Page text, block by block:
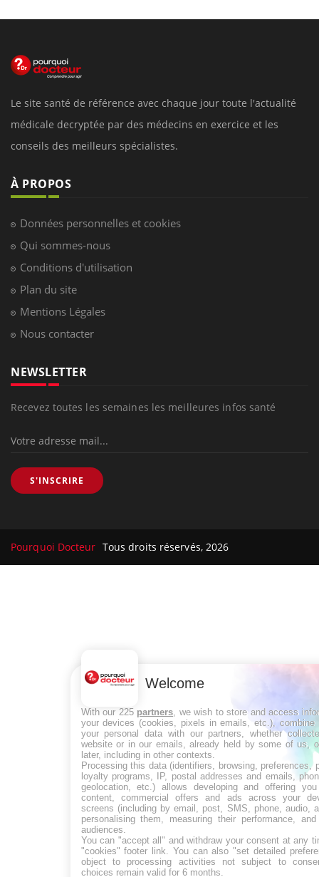
Le site santé de référence avec chaque jour toute l'actualité
médicale decryptée par des médecins en exercice et les
conseils des meilleurs spécialistes.
À PROPOS
Données personnelles et cookies
Qui sommes-nous
Conditions d'utilisation
Plan du site
Mentions Légales
Nous contacter
NEWSLETTER
Recevez toutes les semaines les meilleures infos santé
S'INSCRIRE
Pourquoi Docteur Tous droits réservés, 2026
Welcome
With our 225 partners , we wish to store and access
your devices (cookies, pixels in emails, etc.), combine
your personal data with our partners, whether
website or in our emails, already held by some of us,
later, including in other contexts.
Processing this data (identifiers, browsing, preferences,
loyalty programs, IP, postal addresses and emails,
geolocation, etc.) allows developing and offering
content, commercial offers and ads across your
screens (including by email, post, SMS, phone, audio,
personalising them, measuring their performance,
audiences.
You can "accept all" and withdraw your consent at any
"cookies" footer link . You can also "set detailed
object to processing activities not subject to
choices remain valid for 6 months.